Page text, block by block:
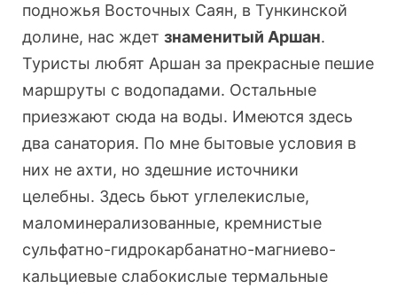
подножья Восточных Саян, в Тункинской
долине, нас ждет знаменитый Аршан.
Туристы любят Аршан за прекрасные пешие
маршруты с водопадами. Остальные
приезжают сюда на воды. Имеются здесь
два санатория. По мне бытовые условия в
них не ахти, но здешние источники
целебны. Здесь бьют углелекислые,
маломинерализованные, кремнистые
сульфатно-гидрокарбанатно-магниево-
кальциевые слабокислые термальные